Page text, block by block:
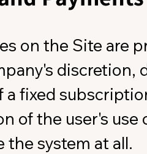
on the Site are
discretion,
a fixed
of the user's
the system at all.